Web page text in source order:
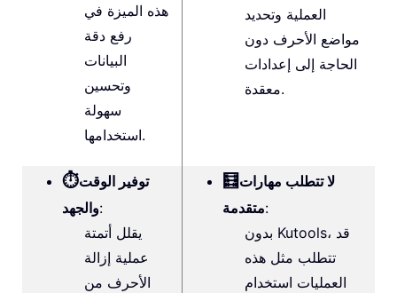
هذه الميزة في
رفع دقة
البيانات
وتحسين
سهولة
استخدامها.
العملية وتحديد
مواضع الأحرف دون
الحاجة إلى إعدادات
معقدة.
⏱️توفير الوقت
والجهد:
يقلل أتمتة
عملية إزالة
الأحرف من
🧮لا تتطلب مهارات
متقدمة:
بدون Kutools، قد
تتطلب مثل هذه
العمليات استخدام